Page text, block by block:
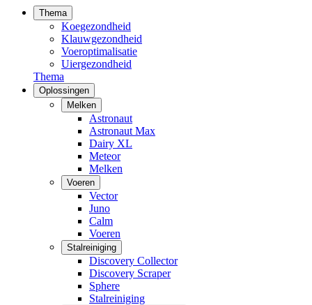
Thema
Koegezondheid
Klauwgezondheid
Voeroptimalisatie
Uiergezondheid
Thema
Oplossingen
Melken
Astronaut
Astronaut Max
Dairy XL
Meteor
Melken
Voeren
Vector
Juno
Calm
Voeren
Stalreiniging
Discovery Collector
Discovery Scraper
Sphere
Stalreiniging